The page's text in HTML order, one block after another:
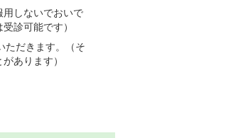
用しないでおいで
診可能です）
ただきます。（そ
あります）